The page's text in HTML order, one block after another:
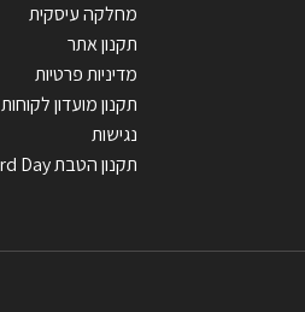
מחלקה עיסקית
תקנון אתר
מדיניות פרטיות
תקנון מועדון לקוחות
נגישות
תקנון הטבת Mastercard Day